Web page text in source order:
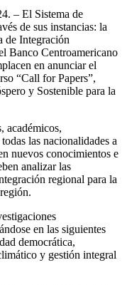
– El Sistema de
de sus instancias: la
de Integración
Banco Centroamericano
en anunciar el
“Call for Papers”,
y Sostenible para la
académicos,
las nacionalidades a
nuevos conocimientos e
analizar las
regional para la
en las siguientes
democrática,
y gestión integral